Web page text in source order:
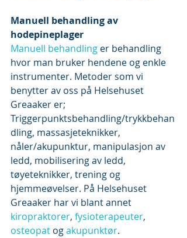
Manuell behandling av
hodepineplager
Manuell behandling er behandling
hvor man bruker hendene og enkle
instrumenter. Metoder som vi
benytter av oss på Helsehuset
Greaaker er;
Triggerpunktsbehandling/trykkbehan
dling, massasjeteknikker,
nåler/akupunktur, manipulasjon av
ledd, mobilisering av ledd,
tøyeteknikker, trening og
hjemmeøvelser. På Helsehuset
Greaaker har vi blant annet
kiropraktorer, fysioterapeuter,
osteopat og akupunktør.